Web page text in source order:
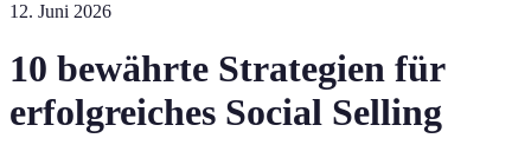
12. Juni 2026
10 bewährte Strategien für
erfolgreiches Social Selling